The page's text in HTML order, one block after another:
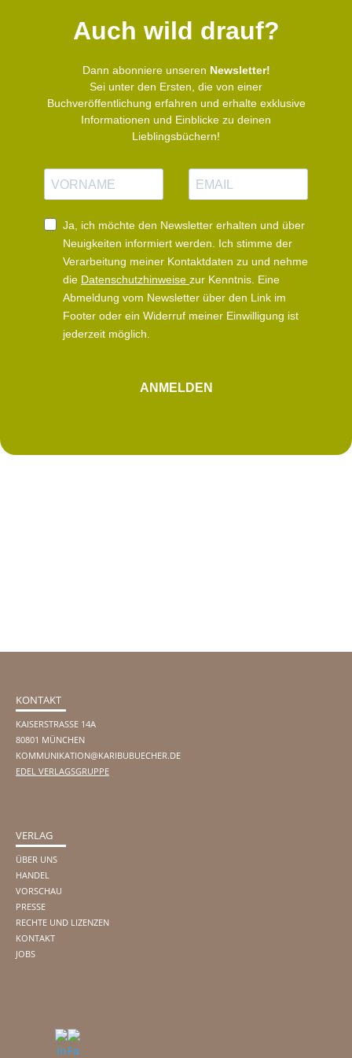
Auch wild drauf?
Dann abonniere unseren Newsletter!
Sei unter den Ersten, die von einer
Buchveröffentlichung erfahren und erhalte exklusive
Informationen und Einblicke zu deinen
Lieblingsbüchern!
N
m
e
E
M
a
i
l
Ja, ich möchte den Newsletter erhalten und über
Neuigkeiten informiert werden.
Ich stimme der
Verarbeitung meiner Kontaktdaten zu und nehme
die Datenschutzhinweise zur Kenntnis. Eine
Abmeldung vom Newsletter über den Link im
Footer oder ein Widerruf meiner Einwilligung ist
jederzeit möglich.
ANMELDEN
KONTAKT
KAISERSTRASSE 14A
80801 MÜNCHEN
KOMMUNIKATION@KARIBUBUECHER.DE
EDEL VERLAGSGRUPPE
VERLAG
ÜBER UNS
HANDEL
VORSCHAU
PRESSE
RECHTE UND LIZENZEN
KONTAKT
JOBS